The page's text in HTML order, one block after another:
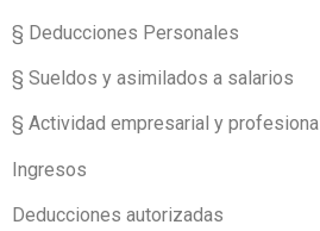
§ Deducciones Personales
§ Sueldos y asimilados a salarios
§ Actividad empresarial y profesional
Ingresos
Deducciones autorizadas